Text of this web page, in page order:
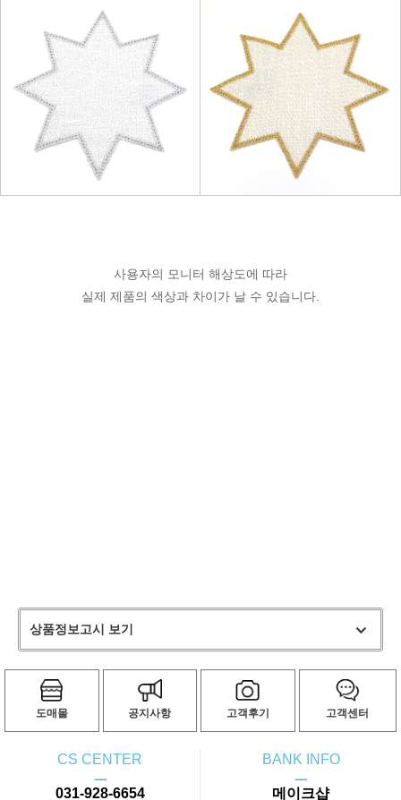
사용자의 모니터 해상도에 따라
실제 제품의 색상과 차이가 날 수 있습니다.
상품정보고시 보기
도매몰 공지사항 고객후기 고객센터
CS CENTER
ㅡ
031-928-6654
BANK INFO
ㅡ
메이크샵